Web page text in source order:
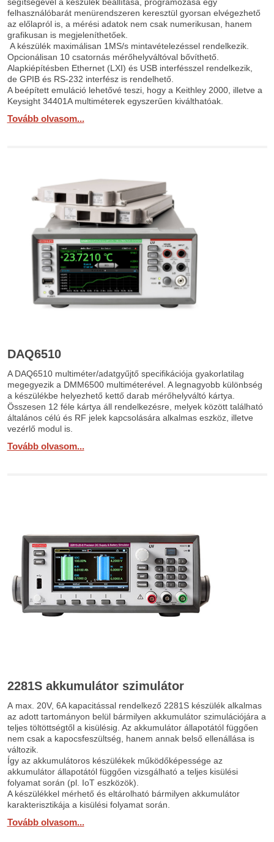
felhasználóbarát menürendszeren keresztül gyorsan elvégezhető
az előlapról is, a mérési adatok nem csak numerikusan, hanem
grafikusan is megjeleníthetőek.
A készülék maximálisan 1MS/s mintavételezéssel rendelkezik.
Opcionálisan 10 csatornás mérőhelyváltóval bővíthető.
Alapkiépítésben Ethernet (LXI) és USB interfésszel rendelkezik,
de GPIB és RS-232 interfész is rendelhető.
A beépített emuláció lehetővé teszi, hogy a Keithley 2000, illetve a
Keysight 34401A multiméterek egyszerűen kiválthatóak.
Tovább olvasom...
DAQ6510
A DAQ6510 multiméter/adatgyűjtő specifikációja gyakorlatilag
megegyezik a DMM6500 multiméterével. A legnagyobb különbség
a készülékbe helyezhető kettő darab mérőhelyváltó kártya.
Összesen 12 féle kártya áll rendelkezésre, melyek között található
általános célú és RF jelek kapcsolására alkalmas eszköz, illetve
vezérlő modul is.
Tovább olvasom...
2281S akkumulátor szimulátor
A max. 20V, 6A kapacitással rendelkező 2281S készülék alkalmas
az adott tartományon belül bármilyen akkumulátor szimulációjára a
teljes töltöttségtől a kisülésig. Az akkumulátor állapotától függően
nem csak a kapocsfeszültség, hanem annak belső ellenállása is
változik.
Így az akkumulátoros készülékek működőképessége az
akkumulátor állapotától függően vizsgálható a teljes kisülési
folyamat során (pl. IoT eszközök).
A készülékkel mérhető és eltárolható bármilyen akkumulátor
karakterisztikája a kisülési folyamat során.
Tovább olvasom...